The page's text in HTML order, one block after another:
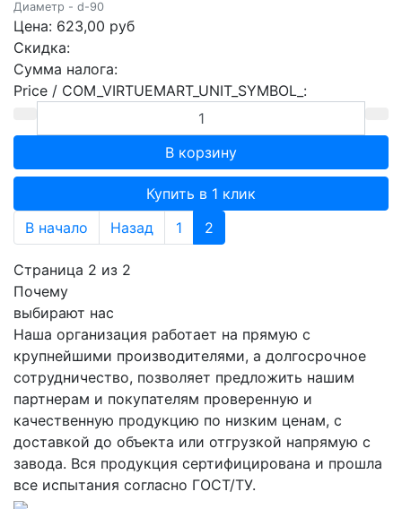
Диаметр - d-90
Цена: 623,00 руб
Скидка:
Сумма налога:
Price / COM_VIRTUEMART_UNIT_SYMBOL_:
Купить в 1 клик
В начало
Назад 1 2
Страница 2 из 2
Почему
выбирают нас
Наша организация работает на прямую с
крупнейшими производителями, а долгосрочное
сотрудничество, позволяет предложить нашим
партнерам и покупателям проверенную и
качественную продукцию по низким ценам, с
доставкой до объекта или отгрузкой напрямую с
завода. Вся продукция сертифицирована и прошла
все испытания согласно ГОСТ/ТУ.